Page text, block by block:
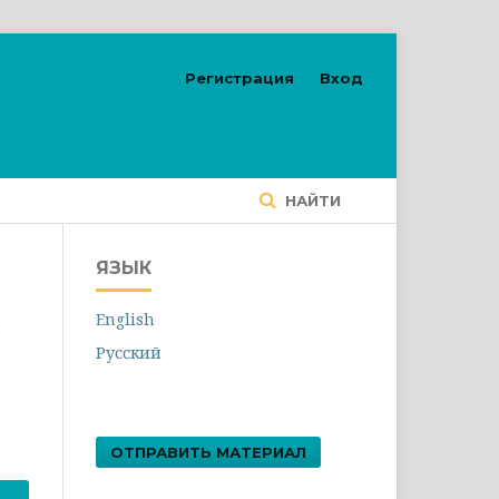
НАЙТИ
Регистрация Вход
ЯЗЫК
English
Русский
ОТПРАВИТЬ МАТЕРИАЛ